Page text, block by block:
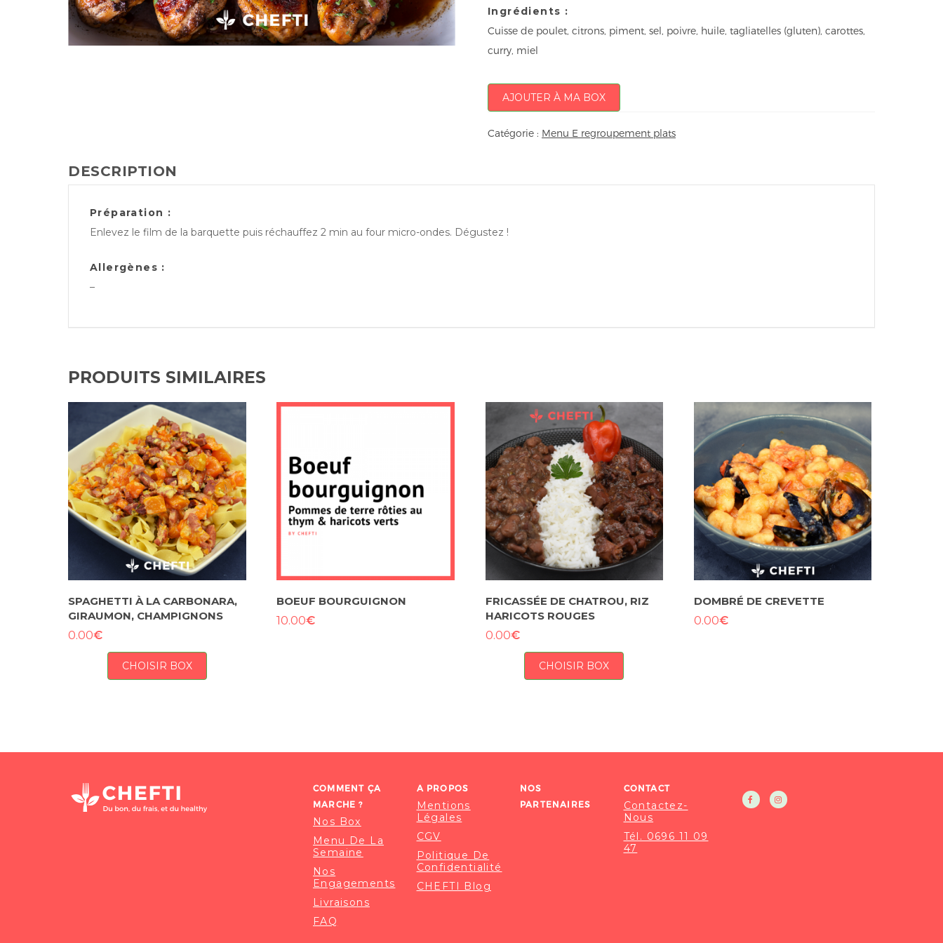
Ingrédients :
Cuisse de poulet, citrons, piment, sel, poivre, huile, tagliatelles (gluten), carottes,
curry, miel
AJOUTER À MA BOX
Catégorie : Menu E regroupement plats
DESCRIPTION
Préparation :
Enlevez le film de la barquette puis réchauffez 2 min au four micro-ondes. Dégustez !
Allergènes :
–
PRODUITS SIMILAIRES
SPAGHETTI À LA CARBONARA,
GIRAUMON, CHAMPIGNONS
0.00€
CHOISIR BOX
BOEUF BOURGUIGNON
10.00€
FRICASSÉE DE CHATROU, RIZ
HARICOTS ROUGES
0.00€
CHOISIR BOX
DOMBRÉ DE CREVETTE
0.00€
COMMENT ÇA
MARCHE ?
Nos Box
Menu De La
Semaine
Nos
Engagements
Livraisons
FAQ
A PROPOS
Mentions
Légales
CGV
Politique De
Confidentialité
CHEFTI Blog
NOS
PARTENAIRES
CONTACT
Contactez-
Nous
Tél. 0696 11 09
47